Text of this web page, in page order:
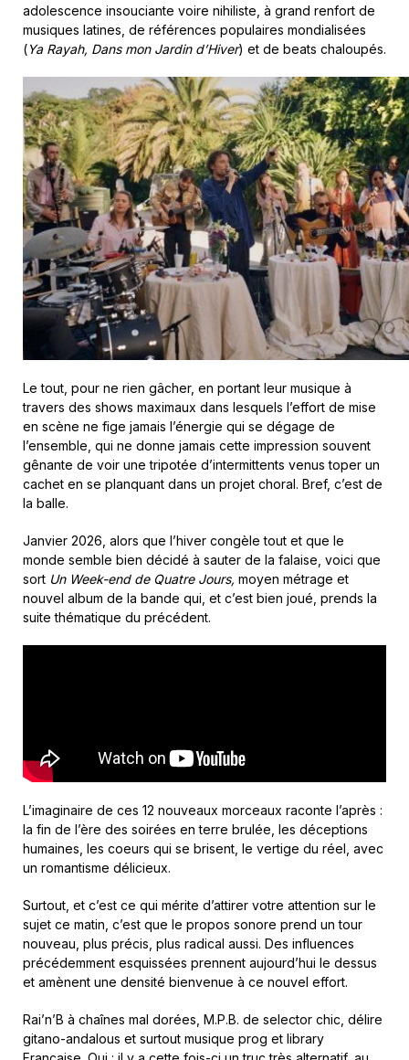
adolescence insouciante voire nihiliste, à grand renfort de
musiques latines, de références populaires mondialisées
(Ya Rayah, Dans mon Jardin d’Hiver) et de beats chaloupés.
Le tout, pour ne rien gâcher, en portant leur musique à
travers des shows maximaux dans lesquels l’effort de mise
en scène ne fige jamais l’énergie qui se dégage de
l’ensemble, qui ne donne jamais cette impression souvent
gênante de voir une tripotée d’intermittents venus toper un
cachet en se planquant dans un projet choral. Bref, c’est de
la balle.
Janvier 2026, alors que l’hiver congèle tout et que le
monde semble bien décidé à sauter de la falaise, voici que
sort Un Week-end de Quatre Jours, moyen métrage et
nouvel album de la bande qui, et c’est bien joué, prends la
suite thématique du précédent.
L’imaginaire de ces 12 nouveaux morceaux raconte l’après :
la fin de l’ère des soirées en terre brulée, les déceptions
humaines, les coeurs qui se brisent, le vertige du réel, avec
un romantisme délicieux.
Surtout, et c’est ce qui mérite d’attirer votre attention sur le
sujet ce matin, c’est que le propos sonore prend un tour
nouveau, plus précis, plus radical aussi. Des influences
précédemment esquissées prennent aujourd’hui le dessus
et amènent une densité bienvenue à ce nouvel effort.
Rai’n’B à chaînes mal dorées, M.P.B. de selector chic, délire
gitano-andalous et surtout musique prog et library